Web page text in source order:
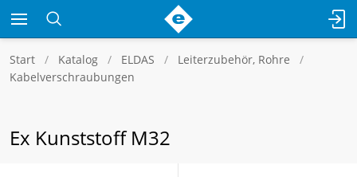
Start Katalog ELDAS
Leiterzubehör, Rohre
Kabelverschraubungen
Ex Kunststoff M32